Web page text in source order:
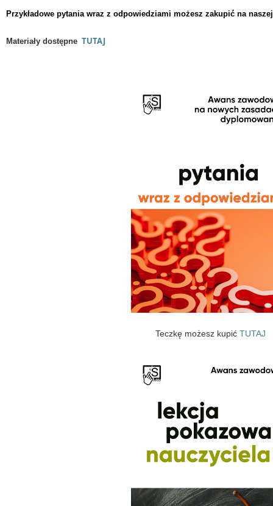
Przykładowe pytania wraz z odpowiedziami możesz zakupić na
Materiały dostępne TUTAJ
Teczkę możesz kupić TUTAJ